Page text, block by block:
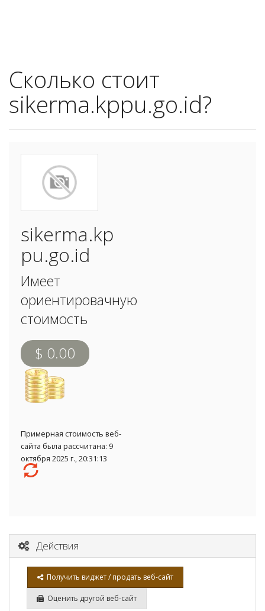
Сколько стоит
sikerma.kppu.go.id?
sikerma.kp
pu.go.id
Имеет
ориентировачную
стоимость
$ 0.00
Примерная стоимость веб-
сайта была рассчитана: 9
октября 2025 г., 20:31:13
Действия
Получить виджет / продать веб-сайт
Оценить другой веб-сайт